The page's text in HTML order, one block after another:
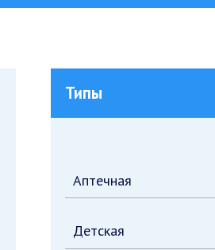
Типы
Аптечная
Детская